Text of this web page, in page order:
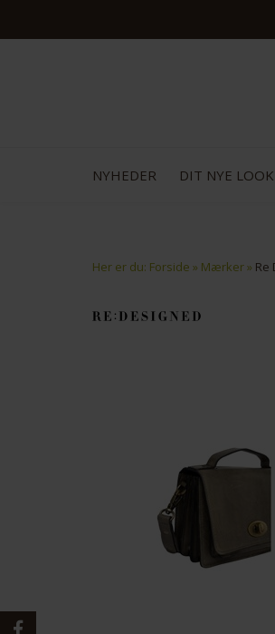
NYHEDER DIT NYE LOOK
Her er du: Forside » Mærker» Re